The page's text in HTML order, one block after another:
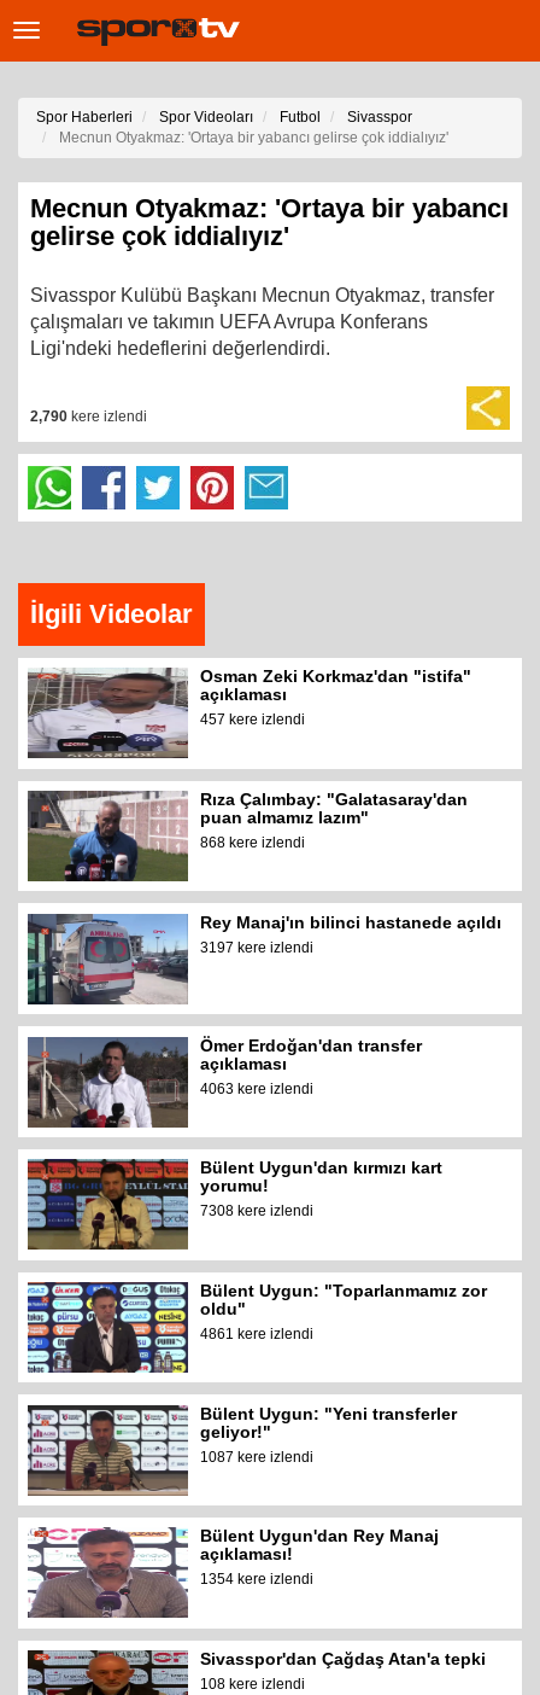
Toggle
Spor Haberleri Spor Videoları Futbol
Sivasspor
Mecnun Otyakmaz: 'Ortaya bir yabancı gelirse çok iddialıyız'
Mecnun Otyakmaz: 'Ortaya bir yabancı
gelirse çok iddialıyız'
Sivasspor Kulübü Başkanı Mecnun Otyakmaz, transfer
çalışmaları ve takımın UEFA Avrupa Konferans
Ligi'ndeki hedeflerini değerlendirdi.
2,790 kere izlendi
İlgili Videolar
Osman Zeki Korkmaz'dan "istifa"
açıklaması
457 kere izlendi
Rıza Çalımbay: "Galatasaray'dan
puan almamız lazım"
868 kere izlendi
Rey Manaj'ın bilinci hastanede açıldı
3197 kere izlendi
Ömer Erdoğan'dan transfer
açıklaması
4063 kere izlendi
Bülent Uygun'dan kırmızı kart
yorumu!
7308 kere izlendi
Bülent Uygun: "Toparlanmamız zor
oldu"
4861 kere izlendi
Bülent Uygun: "Yeni transferler
geliyor!"
1087 kere izlendi
Bülent Uygun'dan Rey Manaj
açıklaması!
1354 kere izlendi
Sivasspor'dan Çağdaş Atan'a tepki
108 kere izlendi